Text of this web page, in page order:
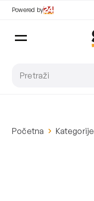
Powered by
Početna Kategorije